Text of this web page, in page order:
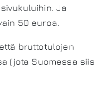
Ja
50 euroa.
bruttotulojen
(jota Suomessa siis